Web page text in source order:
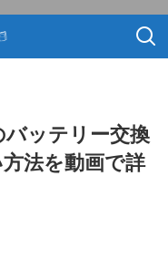
バッテリー交換
法を動画で詳